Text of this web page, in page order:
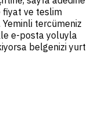
fiyat ve teslim
Yeminli tercümeniz
e-posta yoluyla
belgenizi yurt